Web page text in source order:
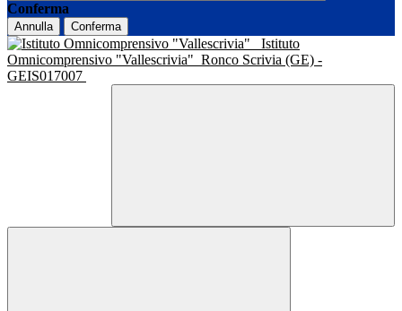
Conferma
Annulla Conferma
Istituto
Omnicomprensivo "Vallescrivia" Ronco Scrivia (GE) -
GEIS017007